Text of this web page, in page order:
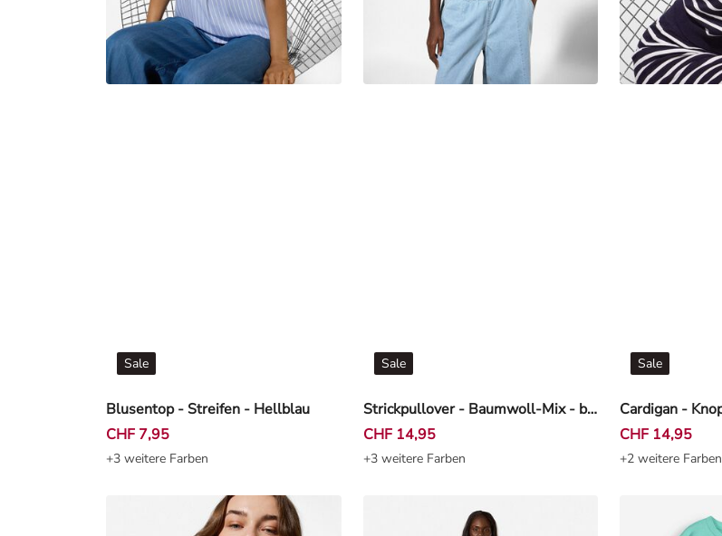
Blusentop - Streifen - Hellblau
Sale
CHF 7,95
+3 weitere Farben
Strickpullover - Baumwoll-Mix - blau
Sale
CHF 14,95
+3 weitere Farben
Sale
CHF 14,95
+2 weitere Farben